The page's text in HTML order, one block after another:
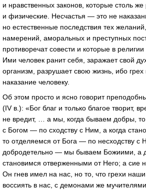
и нравственных законов, которые столь
и физические. Несчастья — это не
но естественные последствия тех
намерений, аморальных и преступных
противоречат совести и которые в религии
Ими человек ранит себя, заражает свой
организм, разрушает свою жизнь, ибо
наказание человеку.
Об этом просто и ясно говорит
(IV в.): «Бог благ и только благое творит,
не вредит, … а мы, когда бываем добры,
с Богом — по сходству с Ним, а когда
то отделяемся от Бога — по несходству с
добродетельно — мы бываем Божиими, а
становимся отверженными от Него; а сие
Он гнев имел на нас, но то, что грехи
воссиять в нас, с демонами же